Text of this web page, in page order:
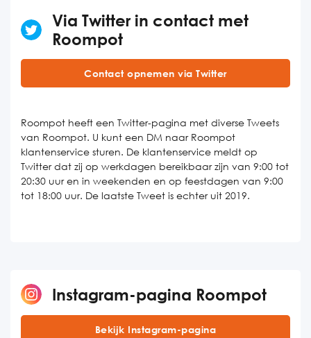
Via Twitter in contact met
Roompot
Contact opnemen via Twitter
Roompot heeft een Twitter-pagina met diverse Tweets
van Roompot. U kunt een DM naar Roompot
klantenservice sturen. De klantenservice meldt op
Twitter dat zij op werkdagen bereikbaar zijn van 9:00 tot
20:30 uur en in weekenden en op feestdagen van 9:00
tot 18:00 uur. De laatste Tweet is echter uit 2019.
Instagram-pagina Roompot
Bekijk Instagram-pagina